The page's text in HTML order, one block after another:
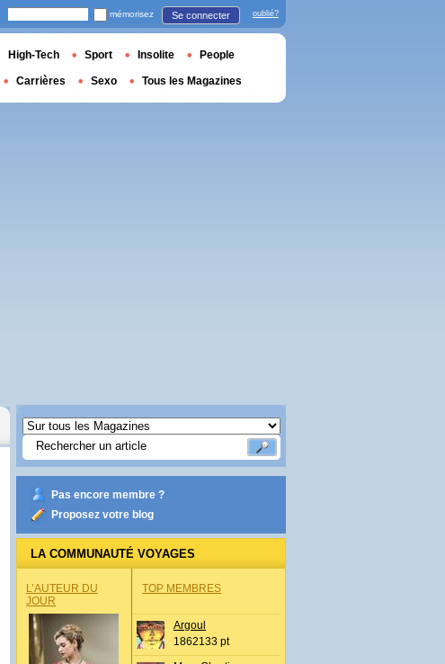
Pas encore membre ?
Proposez votre blog
LA COMMUNAUTÉ VOYAGES
L’AUTEUR DU
JOUR
TOP MEMBRES
Argoul
1862133 pt
mémorisez Se connecter oublié?
High-Tech Sport Insolite People
Carrières Sexo Tous les Magazines